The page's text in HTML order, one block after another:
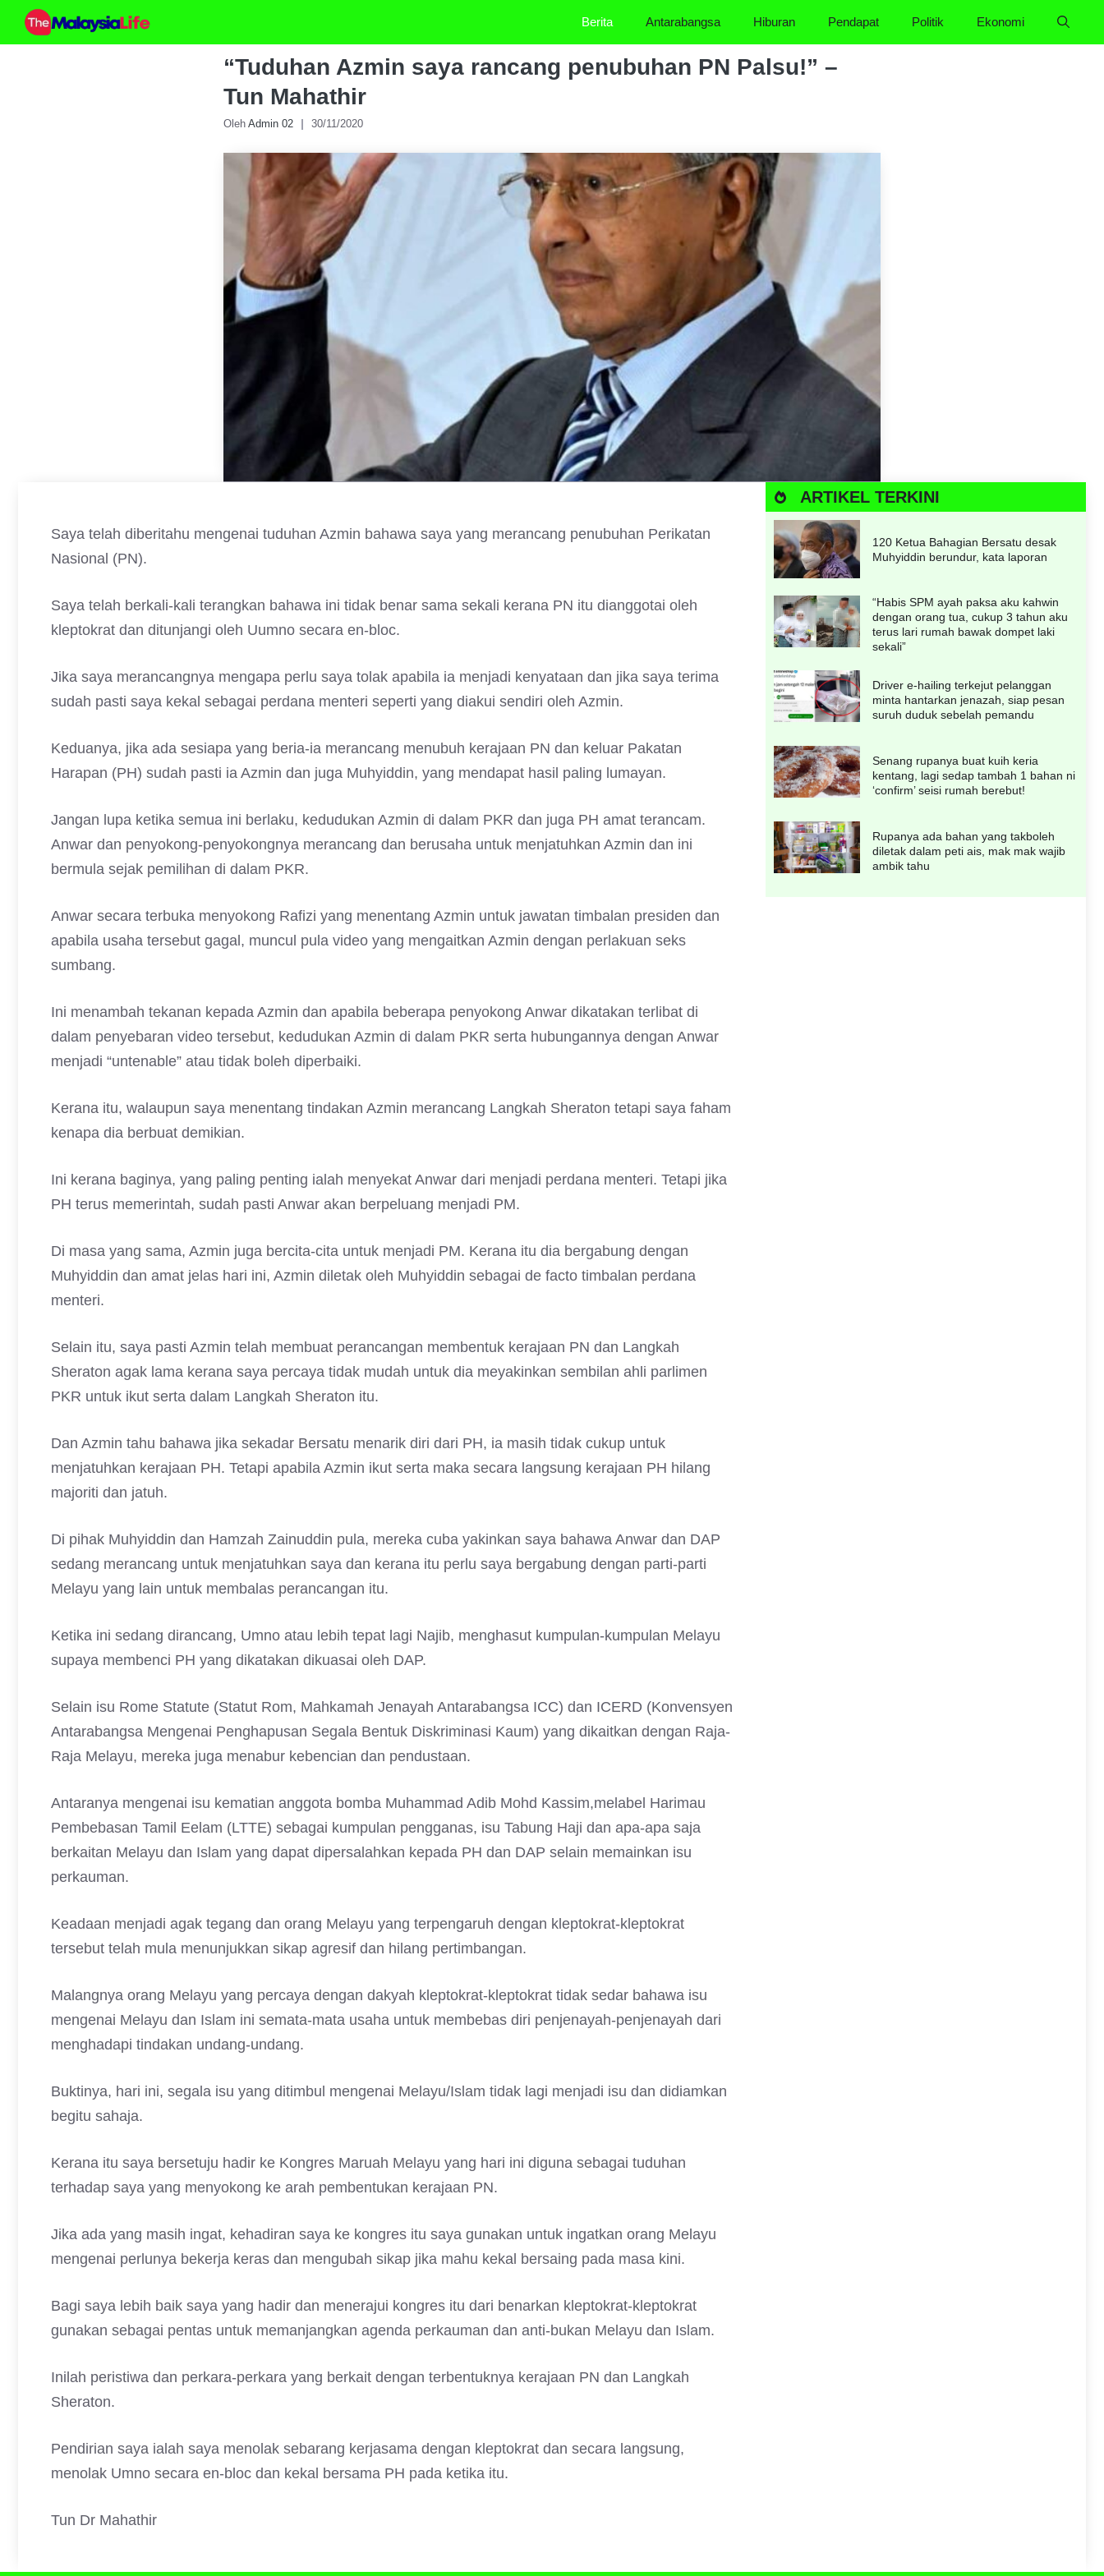
Skip
Berita Antarabangsa Hiburan Pendapat Politik Ekonomi
“Tuduhan Azmin saya rancang penubuhan PN Palsu!” –
Tun Mahathir
Oleh Admin 02 30/11/2020
Saya telah diberitahu mengenai tuduhan Azmin bahawa saya yang merancang penubuhan Perikatan
Nasional (PN).
Saya telah berkali-kali terangkan bahawa ini tidak benar sama sekali kerana PN itu dianggotai oleh
kleptokrat dan ditunjangi oleh Uumno secara en-bloc.
Jika saya merancangnya mengapa perlu saya tolak apabila ia menjadi kenyataan dan jika saya terima
sudah pasti saya kekal sebagai perdana menteri seperti yang diakui sendiri oleh Azmin.
Keduanya, jika ada sesiapa yang beria-ia merancang menubuh kerajaan PN dan keluar Pakatan
Harapan (PH) sudah pasti ia Azmin dan juga Muhyiddin, yang mendapat hasil paling lumayan.
Jangan lupa ketika semua ini berlaku, kedudukan Azmin di dalam PKR dan juga PH amat terancam.
Anwar dan penyokong-penyokongnya merancang dan berusaha untuk menjatuhkan Azmin dan ini
bermula sejak pemilihan di dalam PKR.
Anwar secara terbuka menyokong Rafizi yang menentang Azmin untuk jawatan timbalan presiden dan
apabila usaha tersebut gagal, muncul pula video yang mengaitkan Azmin dengan perlakuan seks
sumbang.
Ini menambah tekanan kepada Azmin dan apabila beberapa penyokong Anwar dikatakan terlibat di
dalam penyebaran video tersebut, kedudukan Azmin di dalam PKR serta hubungannya dengan Anwar
menjadi “untenable” atau tidak boleh diperbaiki.
Kerana itu, walaupun saya menentang tindakan Azmin merancang Langkah Sheraton tetapi saya faham
kenapa dia berbuat demikian.
Ini kerana baginya, yang paling penting ialah menyekat Anwar dari menjadi perdana menteri. Tetapi jika
PH terus memerintah, sudah pasti Anwar akan berpeluang menjadi PM.
Di masa yang sama, Azmin juga bercita-cita untuk menjadi PM. Kerana itu dia bergabung dengan
Muhyiddin dan amat jelas hari ini, Azmin diletak oleh Muhyiddin sebagai de facto timbalan perdana
menteri.
Selain itu, saya pasti Azmin telah membuat perancangan membentuk kerajaan PN dan Langkah
Sheraton agak lama kerana saya percaya tidak mudah untuk dia meyakinkan sembilan ahli parlimen
PKR untuk ikut serta dalam Langkah Sheraton itu.
Dan Azmin tahu bahawa jika sekadar Bersatu menarik diri dari PH, ia masih tidak cukup untuk
menjatuhkan kerajaan PH. Tetapi apabila Azmin ikut serta maka secara langsung kerajaan PH hilang
majoriti dan jatuh.
Di pihak Muhyiddin dan Hamzah Zainuddin pula, mereka cuba yakinkan saya bahawa Anwar dan DAP
sedang merancang untuk menjatuhkan saya dan kerana itu perlu saya bergabung dengan parti-parti
Melayu yang lain untuk membalas perancangan itu.
Ketika ini sedang dirancang, Umno atau lebih tepat lagi Najib, menghasut kumpulan-kumpulan Melayu
supaya membenci PH yang dikatakan dikuasai oleh DAP.
Selain isu Rome Statute (Statut Rom, Mahkamah Jenayah Antarabangsa ICC) dan ICERD (Konvensyen
Antarabangsa Mengenai Penghapusan Segala Bentuk Diskriminasi Kaum) yang dikaitkan dengan Raja-
Raja Melayu, mereka juga menabur kebencian dan pendustaan.
Antaranya mengenai isu kematian anggota bomba Muhammad Adib Mohd Kassim,melabel Harimau
Pembebasan Tamil Eelam (LTTE) sebagai kumpulan pengganas, isu Tabung Haji dan apa-apa saja
berkaitan Melayu dan Islam yang dapat dipersalahkan kepada PH dan DAP selain memainkan isu
perkauman.
Keadaan menjadi agak tegang dan orang Melayu yang terpengaruh dengan kleptokrat-kleptokrat
tersebut telah mula menunjukkan sikap agresif dan hilang pertimbangan.
Malangnya orang Melayu yang percaya dengan dakyah kleptokrat-kleptokrat tidak sedar bahawa isu
mengenai Melayu dan Islam ini semata-mata usaha untuk membebas diri penjenayah-penjenayah dari
menghadapi tindakan undang-undang.
Buktinya, hari ini, segala isu yang ditimbul mengenai Melayu/Islam tidak lagi menjadi isu dan didiamkan
begitu sahaja.
Kerana itu saya bersetuju hadir ke Kongres Maruah Melayu yang hari ini diguna sebagai tuduhan
terhadap saya yang menyokong ke arah pembentukan kerajaan PN.
Jika ada yang masih ingat, kehadiran saya ke kongres itu saya gunakan untuk ingatkan orang Melayu
mengenai perlunya bekerja keras dan mengubah sikap jika mahu kekal bersaing pada masa kini.
Bagi saya lebih baik saya yang hadir dan menerajui kongres itu dari benarkan kleptokrat-kleptokrat
gunakan sebagai pentas untuk memanjangkan agenda perkauman dan anti-bukan Melayu dan Islam.
Inilah peristiwa dan perkara-perkara yang berkait dengan terbentuknya kerajaan PN dan Langkah
Sheraton.
Pendirian saya ialah saya menolak sebarang kerjasama dengan kleptokrat dan secara langsung,
menolak Umno secara en-bloc dan kekal bersama PH pada ketika itu.
Tun Dr Mahathir
ARTIKEL TERKINI
120 Ketua Bahagian Bersatu desak
Muhyiddin berundur, kata laporan
“Habis SPM ayah paksa aku kahwin
dengan orang tua, cukup 3 tahun aku
terus lari rumah bawak dompet laki
sekali”
Driver e-hailing terkejut pelanggan
minta hantarkan jenazah, siap pesan
suruh duduk sebelah pemandu
Senang rupanya buat kuih keria
kentang, lagi sedap tambah 1 bahan ni
‘confirm’ seisi rumah berebut!
Rupanya ada bahan yang takboleh
diletak dalam peti ais, mak mak wajib
ambik tahu